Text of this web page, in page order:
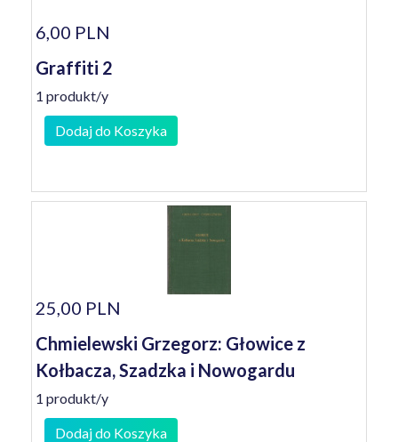
6,00 PLN
Graffiti 2
1 produkt/y
Dodaj do Koszyka
25,00 PLN
Chmielewski Grzegorz: Głowice z
Kołbacza, Szadzka i Nowogardu
1 produkt/y
Dodaj do Koszyka